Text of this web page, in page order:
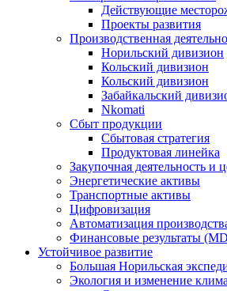
Действующие
Проекты развития
Производственная
Норильский дивизион
Кольский дивизион
Кольский дивизион
Забайкальский
Nkomati
Сбыт продукции
Сбытовая стратегия
Продуктовая линейка
Закупочная деятельность и
Энергетические активы
Транспортные активы
Цифровизация
Автоматизация
Финансовые результаты
Устойчивое развитие
Большая Норильская
Экология и изменение